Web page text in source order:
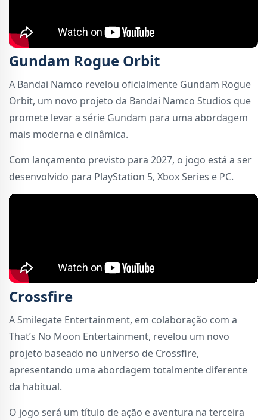
Gundam Rogue Orbit
A Bandai Namco revelou oficialmente Gundam Rogue
Orbit, um novo projeto da Bandai Namco Studios que
promete levar a série Gundam para uma abordagem
mais moderna e dinâmica.
Com lançamento previsto para 2027, o jogo está a ser
desenvolvido para PlayStation 5, Xbox Series e PC.
Crossfire
A Smilegate Entertainment, em colaboração com a
That’s No Moon Entertainment, revelou um novo
projeto baseado no universo de Crossfire,
apresentando uma abordagem totalmente diferente
da habitual.
O jogo será um título de ação e aventura na terceira